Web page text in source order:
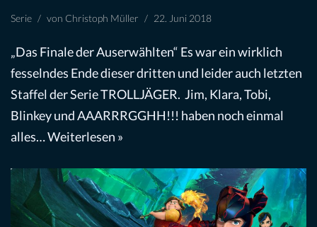
Serie von Christoph Müller 22. Juni 2018
„Das Finale der Auserwählten“ Es war ein wirklich
fesselndes Ende dieser dritten und leider auch letzten
Staffel der Serie TROLLJÄGER. Jim, Klara, Tobi,
Blinkey und AAARRRGGHH!!! haben noch einmal
alles…Weiterlesen »